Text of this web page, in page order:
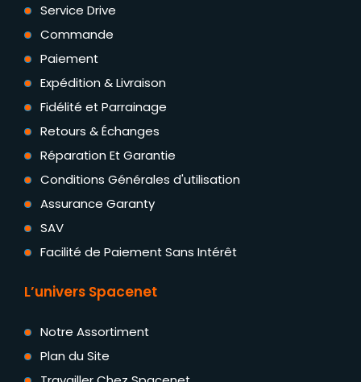
Service Drive
Commande
Paiement
Expédition & Livraison
Fidélité et Parrainage
Retours & Échanges
Réparation Et Garantie
Conditions Générales d'utilisation
Assurance Garanty
SAV
Facilité de Paiement Sans Intérêt
L’univers Spacenet
Notre Assortiment
Plan du Site